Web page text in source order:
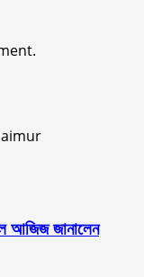
আজিজ জানালেন